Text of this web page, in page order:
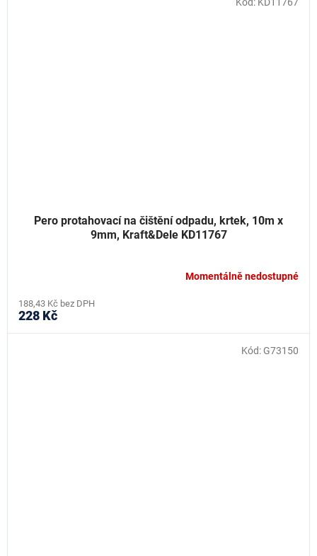
Pero protahovací na čištění odpadu, krtek, 10m x
9mm, Kraft&Dele KD11767
Momentálně nedostupné
188,43 Kč bez DPH
228 Kč
Kód: KD11767
Kód: G73150